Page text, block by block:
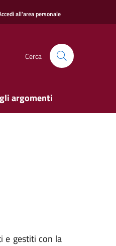
all'area personale
Cerca
argomenti
e gestiti con la